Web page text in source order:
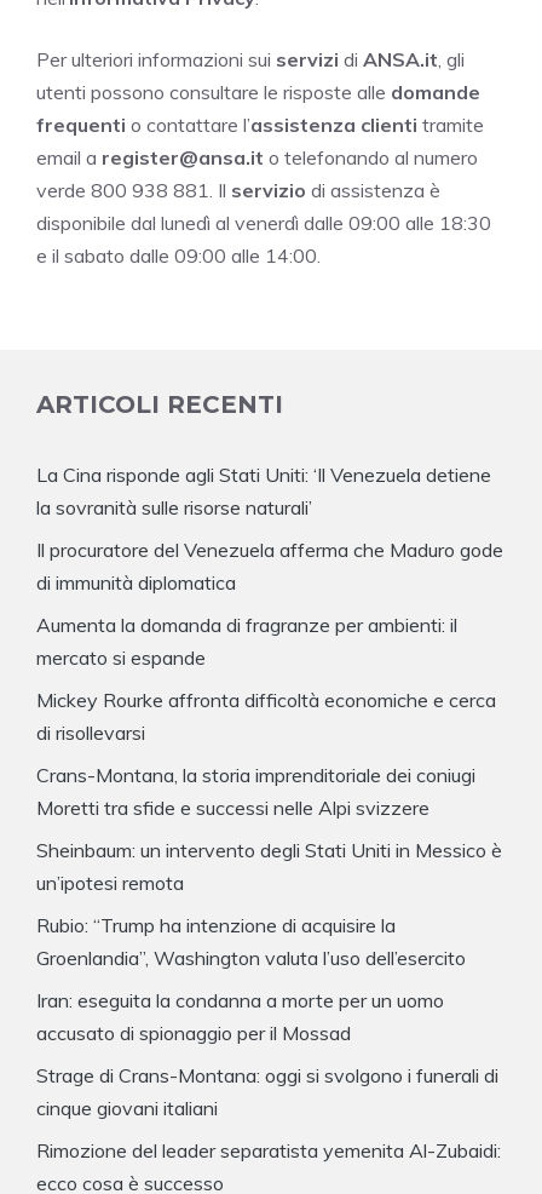
Per ulteriori informazioni sui servizi di ANSA.it, gli
utenti possono consultare le risposte alle domande
frequenti o contattare l’assistenza clienti tramite
email a register@ansa.it o telefonando al numero
verde 800 938 881. Il servizio di assistenza è
disponibile dal lunedì al venerdì dalle 09:00 alle 18:30
e il sabato dalle 09:00 alle 14:00.
ARTICOLI RECENTI
La Cina risponde agli Stati Uniti: ‘Il Venezuela detiene
la sovranità sulle risorse naturali’
Il procuratore del Venezuela afferma che Maduro gode
di immunità diplomatica
Aumenta la domanda di fragranze per ambienti: il
mercato si espande
Mickey Rourke affronta difficoltà economiche e cerca
di risollevarsi
Crans-Montana, la storia imprenditoriale dei coniugi
Moretti tra sfide e successi nelle Alpi svizzere
Sheinbaum: un intervento degli Stati Uniti in Messico è
un’ipotesi remota
Rubio: “Trump ha intenzione di acquisire la
Groenlandia”, Washington valuta l’uso dell’esercito
Iran: eseguita la condanna a morte per un uomo
accusato di spionaggio per il Mossad
Strage di Crans-Montana: oggi si svolgono i funerali di
cinque giovani italiani
Rimozione del leader separatista yemenita Al-Zubaidi:
ecco cosa è successo